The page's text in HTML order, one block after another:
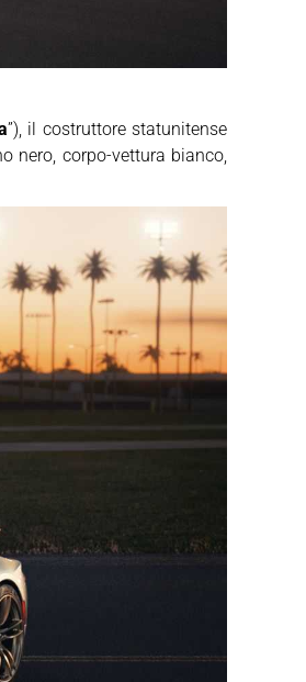
”), il costruttore statunitense
nero, corpo-vettura bianco,